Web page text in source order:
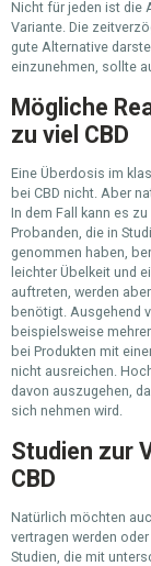
Nicht für jeden ist die
Variante. Die
gute Alternative
einzunehmen, sollte
Mögliche
zu viel CBD
Eine Überdosis im
bei CBD nicht. Aber
In dem Fall kann es
Probanden, die in
genommen haben,
leichter Übelkeit und
auftreten, werden
benötigt. Ausgehend
beispielsweise
bei Produkten mit
nicht ausreichen.
davon auszugehen,
sich nehmen wird.
Studien zur
CBD
Natürlich möchten
vertragen werden
Studien, die mit